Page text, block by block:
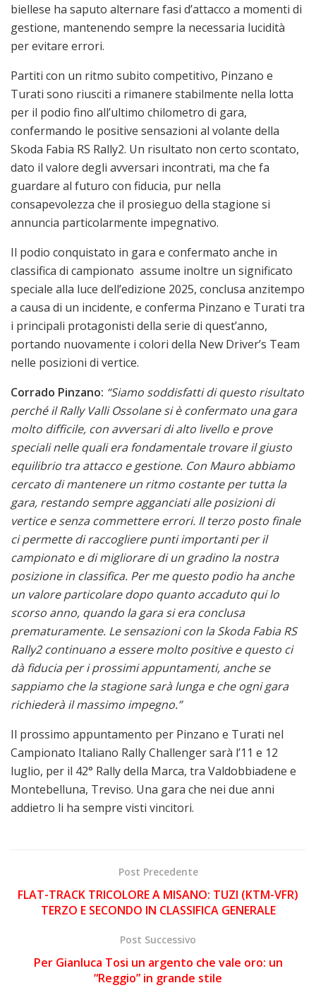
biellese ha saputo alternare fasi d’attacco a momenti di
gestione, mantenendo sempre la necessaria lucidità
per evitare errori.
Partiti con un ritmo subito competitivo, Pinzano e
Turati sono riusciti a rimanere stabilmente nella lotta
per il podio fino all’ultimo chilometro di gara,
confermando le positive sensazioni al volante della
Skoda Fabia RS Rally2. Un risultato non certo scontato,
dato il valore degli avversari incontrati, ma che fa
guardare al futuro con fiducia, pur nella
consapevolezza che il prosieguo della stagione si
annuncia particolarmente impegnativo.
Il podio conquistato in gara e confermato anche in
classifica di campionato assume inoltre un significato
speciale alla luce dell’edizione 2025, conclusa anzitempo
a causa di un incidente, e conferma Pinzano e Turati tra
i principali protagonisti della serie di quest’anno,
portando nuovamente i colori della New Driver’s Team
nelle posizioni di vertice.
Corrado Pinzano: “Siamo soddisfatti di questo risultato
perché il Rally Valli Ossolane si è confermato una gara
molto difficile, con avversari di alto livello e prove
speciali nelle quali era fondamentale trovare il giusto
equilibrio tra attacco e gestione. Con Mauro abbiamo
cercato di mantenere un ritmo costante per tutta la
gara, restando sempre agganciati alle posizioni di
vertice e senza commettere errori. Il terzo posto finale
ci permette di raccogliere punti importanti per il
campionato e di migliorare di un gradino la nostra
posizione in classifica. Per me questo podio ha anche
un valore particolare dopo quanto accaduto qui lo
scorso anno, quando la gara si era conclusa
prematuramente. Le sensazioni con la Skoda Fabia RS
Rally2 continuano a essere molto positive e questo ci
dà fiducia per i prossimi appuntamenti, anche se
sappiamo che la stagione sarà lunga e che ogni gara
richiederà il massimo impegno.”
Il prossimo appuntamento per Pinzano e Turati nel
Campionato Italiano Rally Challenger sarà l’11 e 12
luglio, per il 42° Rally della Marca, tra Valdobbiadene e
Montebelluna, Treviso. Una gara che nei due anni
addietro li ha sempre visti vincitori.
Post Precedente
FLAT-TRACK TRICOLORE A MISANO: TUZI (KTM-VFR)
TERZO E SECONDO IN CLASSIFICA GENERALE
Post Successivo
Per Gianluca Tosi un argento che vale oro: un
“Reggio” in grande stile